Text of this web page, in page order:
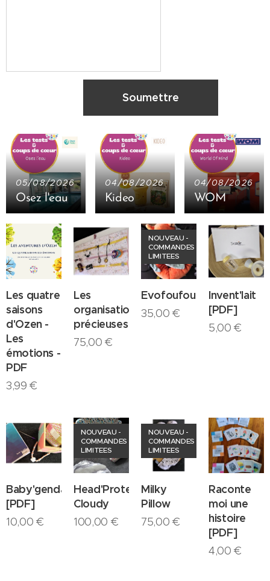
Soumettre
05/08/2026
Osez l'eau
04/08/2026
Kideo
04/08/2026
WOM
Les quatre
saisons
d'Ozen -
Les
émotions -
PDF
3,99 €
Les
organisations
précieuses
75,00 €
Evofoufou
NOUVEAU -
COMMANDES
LIMITEES
35,00 €
Invent'lait
[PDF]
5,00 €
Baby'genda
[PDF]
10,00 €
Head'Protect
Cloudy
NOUVEAU -
COMMANDES
LIMITEES
100,00 €
Milky
Pillow
NOUVEAU -
COMMANDES
LIMITEES
75,00 €
Raconte
moi une
histoire
[PDF]
4,00 €